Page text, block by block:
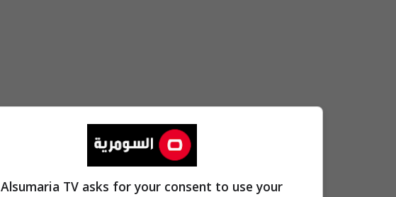
Alsumaria TV asks for your consent to use your